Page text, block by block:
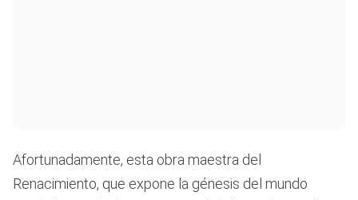
Afortunadamente, esta obra maestra del
Renacimiento, que expone la génesis del mundo